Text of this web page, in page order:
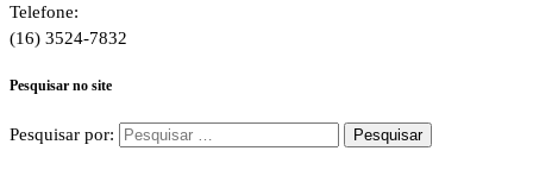
Telefone:
(16) 3524-7832
Pesquisar no site
Pesquisar por: